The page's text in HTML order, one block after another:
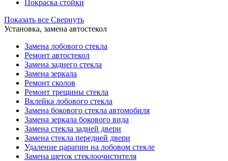
Покраска стойки
Показать все Свернуть
Установка, замена автостекол
Замена лобового стекла
Ремонт автостекол
Замена заднего стекла
Замена зеркала
Ремонт сколов
Ремонт трещины стекла
Вклейка лобового стекла
Замена бокового стекла автомобиля
Замена зеркала бокового вида
Замена стекла задней двери
Замена стекла передней двери
Удаление царапин на лобовом стекле
Замена щеток стеклоочистителя